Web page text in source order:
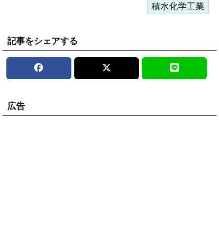
積水化学工業
記事をシェアする
広告